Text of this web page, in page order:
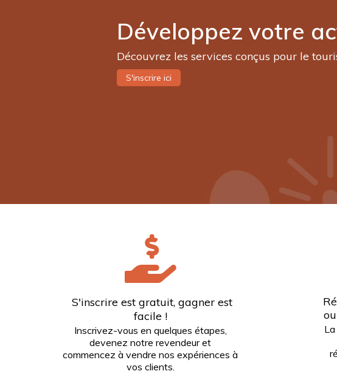
Développez votre
Découvrez les services conçus pour le
S'inscrire ici
S'inscrire est gratuit, gagner est
facile !
Inscrivez-vous en quelques étapes,
devenez notre revendeur et
commencez à vendre nos expériences à
vos clients.